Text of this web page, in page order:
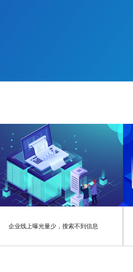
企业线上曝光量少，搜索不到信息